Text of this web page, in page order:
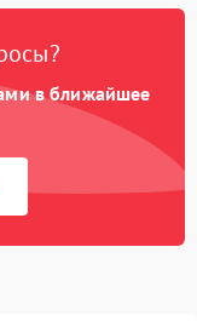
в ближайшее